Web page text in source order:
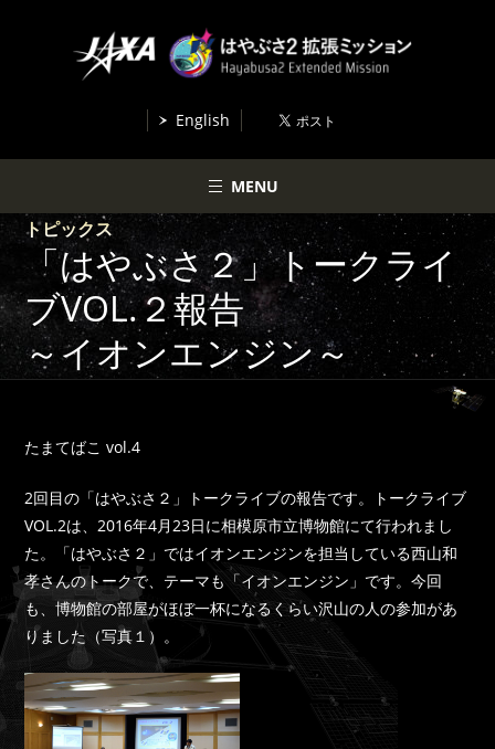
English
MENU
トピックス
「はやぶさ２」トークライ
ブVOL.２報告
～イオンエンジン～
たまてばこ vol.4
2回目の「はやぶさ２」トークライブの報告です。トークライブ
VOL.2は、2016年4月23日に相模原市立博物館にて行われまし
た。「はやぶさ２」ではイオンエンジンを担当している西山和
孝さんのトークで、テーマも「イオンエンジン」です。今回
も、博物館の部屋がほぼ一杯になるくらい沢山の人の参加があ
りました（写真１）。